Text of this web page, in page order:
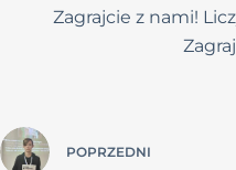
Zagrajcie z nami!
POPRZEDNI